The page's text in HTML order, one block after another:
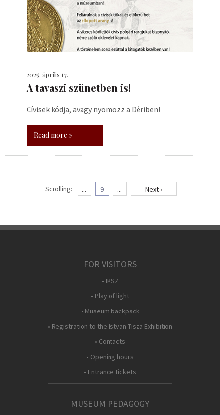
2025. április 17.
A tavaszi szünetben is!
Cívisek kódja, avagy nyomozz a Dériben!
Read more »
Scrolling: ... 9 ... Next ›
FOR VISITORS
• IKSZ
• Play of light
• Museum backpack
• Registration to the Istvan Tisza Exhibition
• Contacts
• Opening hours
• Entrance tickets
MUSEUM PEDAGOGY